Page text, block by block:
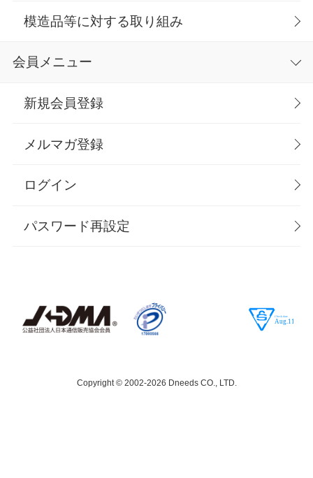
模造品等に対する取り組み
会員メニュー
新規会員登録
メルマガ登録
ログイン
パスワード再設定
Copyright © 2002-2026 Dneeds CO., LTD.